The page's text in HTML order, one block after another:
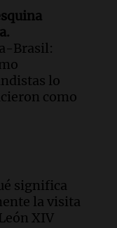
en
y ráfagas
provincias
Brasil:
lo
como
significa
la visita
XIV